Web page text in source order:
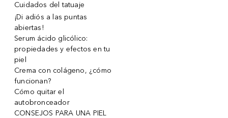
Cuidados del tatuaje
¡Di adiós a las puntas
abiertas!
Serum ácido glicólico:
propiedades y efectos en tu
piel
Crema con colágeno, ¿cómo
funcionan?
Cómo quitar el
autobronceador
CONSEJOS PARA UNA PIEL